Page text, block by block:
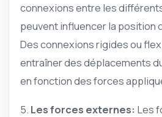
connexions entre les
peuvent influencer la position
Des connexions rigides ou
entraîner des déplacements
en fonction des forces
5. Les forces externes: Les